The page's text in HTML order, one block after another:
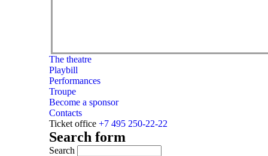
The theatre
Playbill
Performances
Troupe
Become a sponsor
Contacts
Ticket office +7 495 250-22-22
Search form
Search